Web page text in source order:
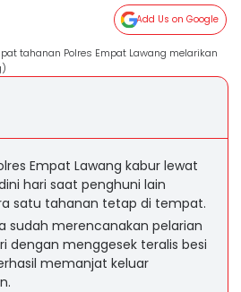
Add Us on Google
tahanan Polres Empat Lawang melarikan
Empat Lawang kabur lewat
hari saat penghuni lain
satu tahanan tetap di tempat.
sudah merencanakan pelarian
dengan menggesek teralis besi
memanjat keluar